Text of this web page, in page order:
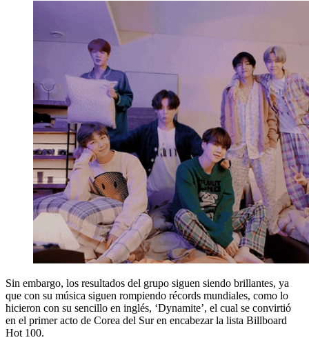
Sin embargo, los resultados del grupo siguen siendo brillantes, ya
que con su música siguen rompiendo récords mundiales, como lo
hicieron con su sencillo en inglés, ‘Dynamite’, el cual se convirtió
en el primer acto de Corea del Sur en encabezar la lista Billboard
Hot 100.